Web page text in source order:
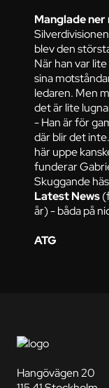
Manglade
blev den
När han var
sina
ledaren. Men
det är lite
- Han är för
där blir det
här uppe
funderar
Skuggande
Latest News
år) - båda på
ATG
Hangövägen 20